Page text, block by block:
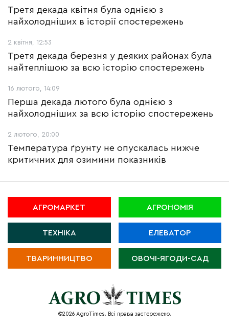
Третя декада квітня була однією з
найхолодніших в історії спостережень
2 квітня, 12:53
Третя декада березня у деяких районах була
найтеплішою за всю історію спостережень
16 лютого, 14:09
Перша декада лютого була однією з
найхолодніших за всю історію спостережень
2 лютого, 20:00
Температура ґрунту не опускалась нижче
критичних для озимини показників
АГРОМАРКЕТ АГРОНОМІЯ
ТЕХНІКА ЕЛЕВАТОР
ТВАРИННИЦТВО ОВОЧІ-ЯГОДИ-САД
©2026 AgroTimes. Всі права застережено.